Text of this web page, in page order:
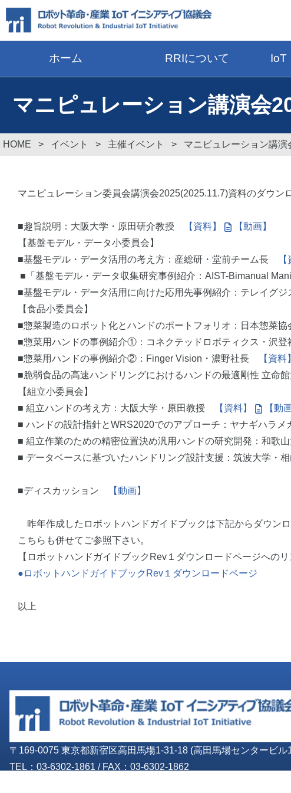
ホーム RRIについて IoT
マニピュレーション講演会
HOME > イベント > 主催イベント > マニピュレーション講
マニピュレーション委員会講演会2025(2025.11.7)資料のダウン
■趣旨説明：大阪大学・原田研介教授 【資料】
【動画】
【基盤モデル・データ小委員会】
■基盤モデル・データ活用の考え方：産総研・堂前チーム長
■「基盤モデル・データ収集研究事例紹介：AIST-Bimanual
■基盤モデル・データ活用に向けた応用先事例紹介：テレイグ
【食品小委員会】
■惣菜製造のロボット化とハンドのポートフォリオ：日本惣菜
■惣菜用ハンドの事例紹介①：コネクテッドロボティクス・沢登
■惣菜用ハンドの事例紹介②：Finger Vision・濃野社長
【資料】
■脆弱食品の高速ハンドリングにおけるハンドの最適剛性 立命
【組立小委員会】
■ 組立ハンドの考え方：大阪大学・原田教授
【資料】
【動
■ ハンドの設計指針とWRS2020でのアプローチ：ヤナギハラ
■ 組立作業のための精密位置決め汎用ハンドの研究開発：和歌
■ データベースに基づいたハンドリング設計支援：筑波大学・
■ディスカッション 【動画】
昨年作成したロボットハンドガイドブックは下記からダウンロ
こちらも併せてご参照下さい。
【ロボットハンドガイドブックRev１ダウンロードページへのリ
●ロボットハンドガイドブックRev１ダウンロードページ
以上
〒169-0075 東京都新宿区高田馬場1-31-18 (高田馬場センタービ
TEL：03-6302-1861 / FAX：03-6302-1862